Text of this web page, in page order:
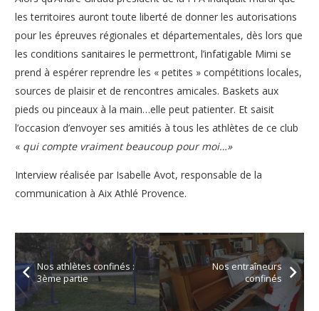
les territoires auront toute liberté de donner les autorisations
pour les épreuves régionales et départementales, dès lors que
les conditions sanitaires le permettront, l’infatigable Mimi se
prend à espérer reprendre les « petites » compétitions locales,
sources de plaisir et de rencontres amicales. Baskets aux
pieds ou pinceaux à la main…elle peut patienter. Et saisit
l’occasion d’envoyer ses amitiés à tous les athlètes de ce club
« qui compte vraiment beaucoup pour moi…»
Interview réalisée par Isabelle Avot, responsable de la
communication à Aix Athlé Provence.
Nos athlètes confinés :
3ème partie
Nos entraîneurs
confinés